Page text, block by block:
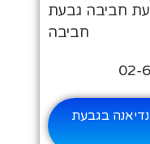
חביבה גבעת
חביבה
בגבעת